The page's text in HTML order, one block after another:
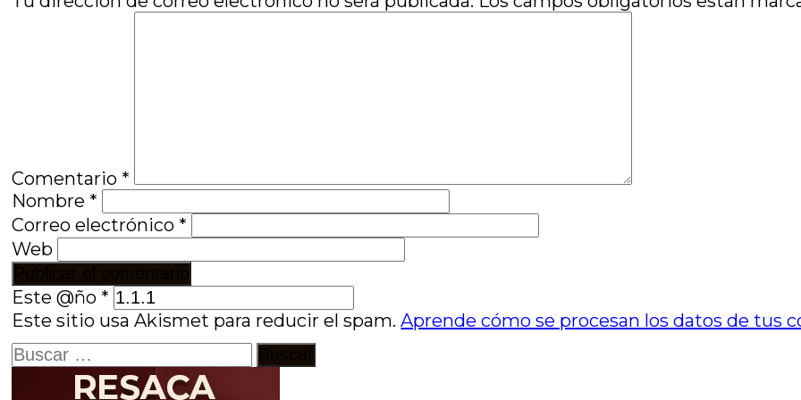
Comentario *
Nombre *
Correo electrónico *
Web
Este @ño *
Este sitio usa Akismet para reducir el spam.Aprende cómo se procesan los datos de tus
Buscar: